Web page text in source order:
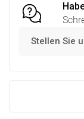
Stellen Sie